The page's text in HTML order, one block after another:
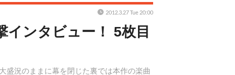
インタビュー！ 5枚目
盛況のままに幕を閉じた裏では本作の楽曲
2012.3.27 Tue 20:00